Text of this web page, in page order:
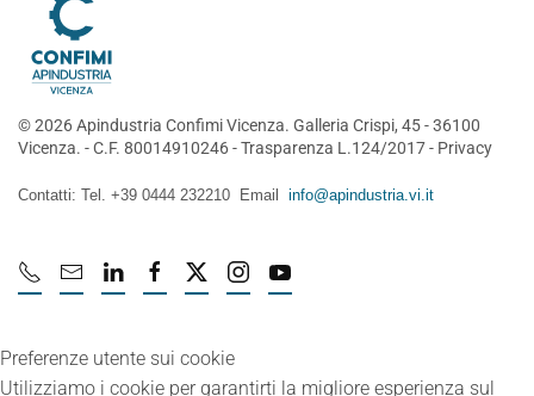
©2026Apindustria Confimi Vicenza. Galleria Crispi, 45 - 36100
Vicenza. - C.F. 80014910246 -Trasparenza L.124/2017- Privacy
Contatti: Tel. +39 0444 232210 Email info@apindustria.vi.it
Preferenze utente sui cookie
Utilizziamo i cookie per garantirti la migliore esperienza sul